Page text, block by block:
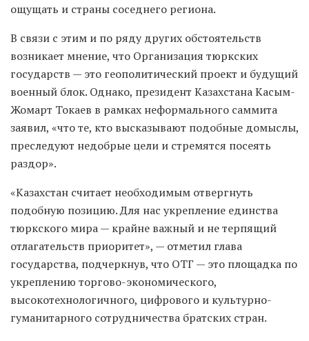
ощущать и страны соседнего региона.
В связи с этим и по ряду других обстоятельств
возникает мнение, что Организация тюркских
государств — это геополитический проект и будущий
военный блок. Однако, президент Казахстана Касым-
Жомарт Токаев в рамках неформального саммита
заявил, «что те, кто высказывают подобные домыслы,
преследуют недобрые цели и стремятся посеять
раздор».
«Казахстан считает необходимым отвергнуть
подобную позицию. Для нас укрепление единства
тюркского мира — крайне важный и не терпящий
отлагательств приоритет», — отметил глава
государства, подчеркнув, что ОТГ — это площадка по
укреплению торгово-экономического,
высокотехнологичного, цифрового и культурно-
гуманитарного сотрудничества братских стран.